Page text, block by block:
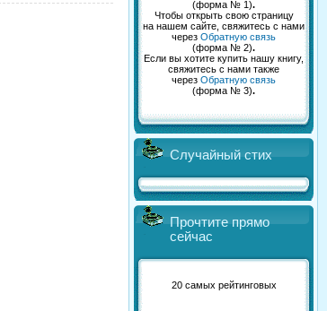
(форма № 1).
Чтобы открыть свою страницу
на нашем сайте, свяжитесь с нами
через Обратную связь
(форма № 2).
Если вы хотите купить нашу книгу,
свяжитесь с нами также
через Обратную связь
(форма № 3).
Случайный стих
Прочтите прямо
сейчас
20 самых рейтинговых